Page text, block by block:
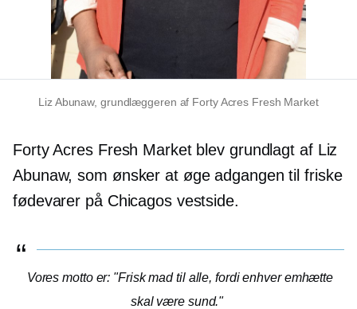
Liz Abunaw, grundlæggeren af ​​Forty Acres Fresh Market
Forty Acres Fresh Market blev grundlagt af Liz
Abunaw, som ønsker at øge adgangen til friske
fødevarer på Chicagos vestside.
Vores motto er: "Frisk mad til alle, fordi enhver emhætte
skal være sund."